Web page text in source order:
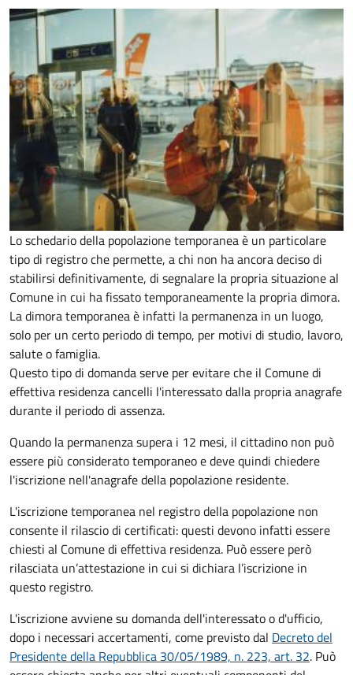
Lo schedario della popolazione temporanea è un particolare
tipo di registro che permette, a chi non ha ancora deciso di
stabilirsi definitivamente, di segnalare la propria situazione al
Comune in cui ha fissato temporaneamente la propria dimora.
La dimora temporanea è infatti la permanenza in un luogo,
solo per un certo periodo di tempo, per motivi di studio, lavoro,
salute o famiglia.
Questo tipo di domanda serve per evitare che il Comune di
effettiva residenza cancelli l'interessato dalla propria anagrafe
durante il periodo di assenza.
Quando la permanenza supera i 12 mesi, il cittadino non può
essere più considerato temporaneo e deve quindi chiedere
l'iscrizione nell'anagrafe della popolazione residente.
L'iscrizione temporanea nel registro della popolazione non
consente il rilascio di certificati: questi devono infatti essere
chiesti al Comune di effettiva residenza. Può essere però
rilasciata un’attestazione in cui si dichiara l’iscrizione in
questo registro.
L'iscrizione avviene su domanda dell'interessato o d'ufficio,
dopo i necessari accertamenti, come previsto dal Decreto del
Presidente della Repubblica 30/05/1989, n. 223, art. 32. Può